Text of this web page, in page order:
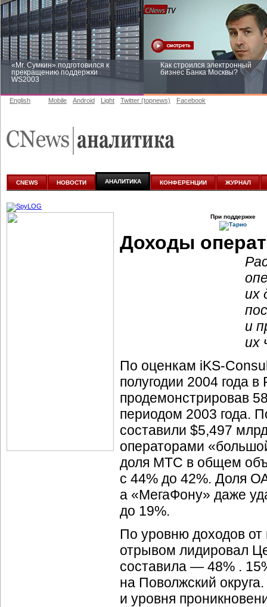
«Mr. Сумкин» подготовился к
прекращению поддержки
WS2003
Как строился электронный
бизнес Банка Москвы?
аналитике
English Mobile Android Light Twitter (topnews) Facebook
CNEWS НОВОСТИ АНАЛИТИКА КОНФЕРЕНЦИИ ЖУРНАЛ
При поддержке
Доходы
их
и
их
По оценкам iKS-
полугодии 2004 года
продемонстрировав
периодом 2003 года.
составили $5,497
операторами
доля МТС в общем
с 44% до 42%. Доля
а «МегаФону» даже
до 19%.
По уровню доходов от
отрывом лидировал
составила — 48% .
на Поволжский
и уровня